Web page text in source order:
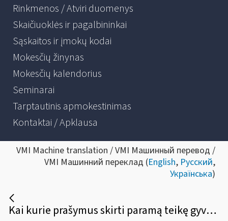
Rinkmenos / Atviri duomenys
Skaičiuoklės ir pagalbininkai
Sąskaitos ir įmokų kodai
Mokesčių žinynas
Mokesčių kalendorius
Seminarai
Tarptautinis apmokestinimas
Kontaktai / Apklausa
VMI Machine translation / VMI Машинный перевод /
VMI Машинний переклад (English, Русский,
Українська)
Kai kurie prašymus skirti paramą teikę gyventojai sulauks žinių iš VMI